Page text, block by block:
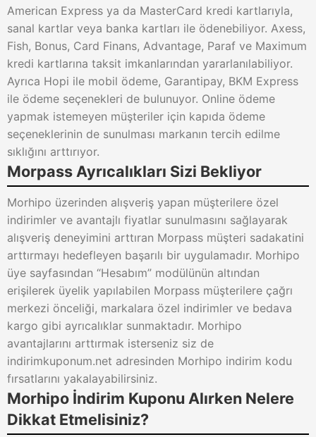
American Express ya da MasterCard kredi kartlarıyla,
sanal kartlar veya banka kartları ile ödenebiliyor. Axess,
Fish, Bonus, Card Finans, Advantage, Paraf ve Maximum
kredi kartlarına taksit imkanlarından yararlanılabiliyor.
Ayrıca Hopi ile mobil ödeme, Garantipay, BKM Express
ile ödeme seçenekleri de bulunuyor. Online ödeme
yapmak istemeyen müşteriler için kapıda ödeme
seçeneklerinin de sunulması markanın tercih edilme
sıklığını arttırıyor.
Morpass Ayrıcalıkları Sizi Bekliyor
Morhipo üzerinden alışveriş yapan müşterilere özel
indirimler ve avantajlı fiyatlar sunulmasını sağlayarak
alışveriş deneyimini arttıran Morpass müşteri sadakatini
arttırmayı hedefleyen başarılı bir uygulamadır. Morhipo
üye sayfasından “Hesabım” modülünün altından
erişilerek üyelik yapılabilen Morpass müşterilere çağrı
merkezi önceliği, markalara özel indirimler ve bedava
kargo gibi ayrıcalıklar sunmaktadır. Morhipo
avantajlarını arttırmak isterseniz siz de
indirimkuponum.net adresinden Morhipo indirim kodu
fırsatlarını yakalayabilirsiniz.
Morhipo İndirim Kuponu Alırken Nelere
Dikkat Etmelisiniz?